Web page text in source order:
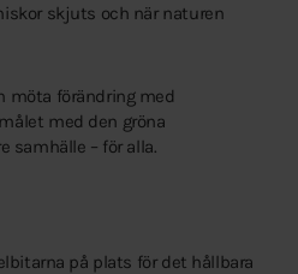
skjuts och när naturen
möta förändring med
med den gröna
samhälle – för alla.
på plats för det hållbara